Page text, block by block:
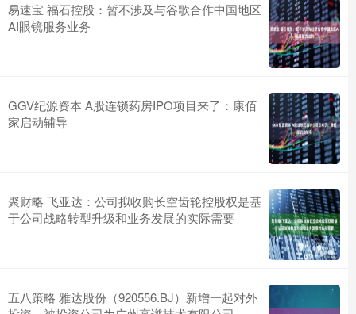
易速宝 福石控股：暂不涉及与谷歌合作中国地区
AI眼镜服务业务
GGV纪源资本 A股连锁药房IPO项目来了：康佰
家启动辅导
聚财略 飞亚达：公司拟收购长空齿轮控股权是基
于公司战略转型升级和业务发展的实际需要
五八策略 雅达股份（920556.BJ）新增一起对外